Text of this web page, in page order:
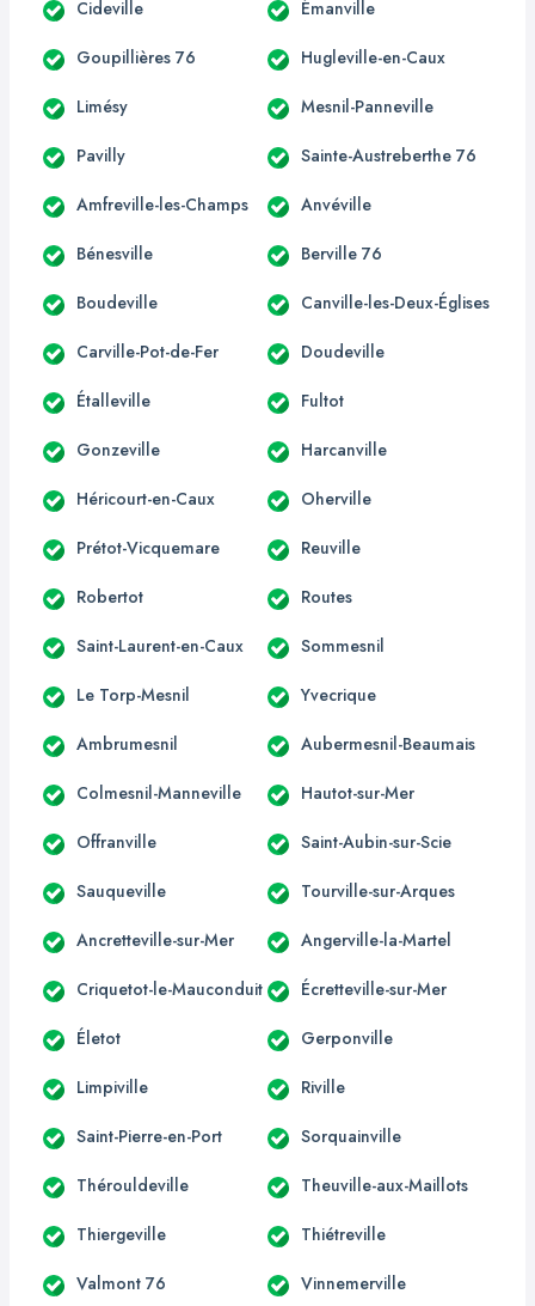
Cideville Émanville
Goupillières 76 Hugleville-en-Caux
Limésy Mesnil-Panneville
Pavilly Sainte-Austreberthe 76
Amfreville-les-Champs Anvéville
Bénesville Berville 76
Boudeville Canville-les-Deux-Églises
Carville-Pot-de-Fer Doudeville
Étalleville Fultot
Gonzeville Harcanville
Héricourt-en-Caux Oherville
Prétot-Vicquemare Reuville
Robertot Routes
Saint-Laurent-en-Caux Sommesnil
Le Torp-Mesnil Yvecrique
Ambrumesnil Aubermesnil-Beaumais
Colmesnil-Manneville Hautot-sur-Mer
Offranville Saint-Aubin-sur-Scie
Sauqueville Tourville-sur-Arques
Ancretteville-sur-Mer Angerville-la-Martel
Criquetot-le-Mauconduit Écretteville-sur-Mer
Életot Gerponville
Limpiville Riville
Saint-Pierre-en-Port Sorquainville
Thérouldeville Theuville-aux-Maillots
Thiergeville Thiétreville
Valmont 76 Vinnemerville